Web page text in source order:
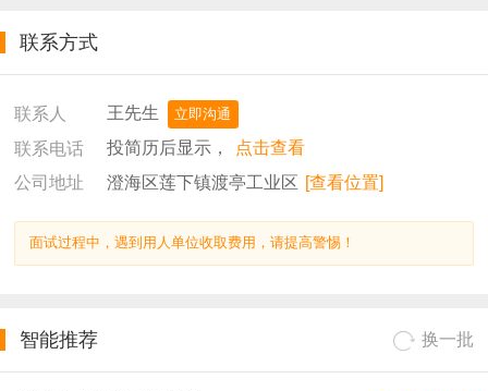
联系方式
联系人 王先生 立即沟通
联系电话 投简历后显示，
点击查看
公司地址
澄海区莲下镇渡亭工业区 [查看位置]
面试过程中，遇到用人单位收取费用，请提高警惕！
智能推荐 换一批